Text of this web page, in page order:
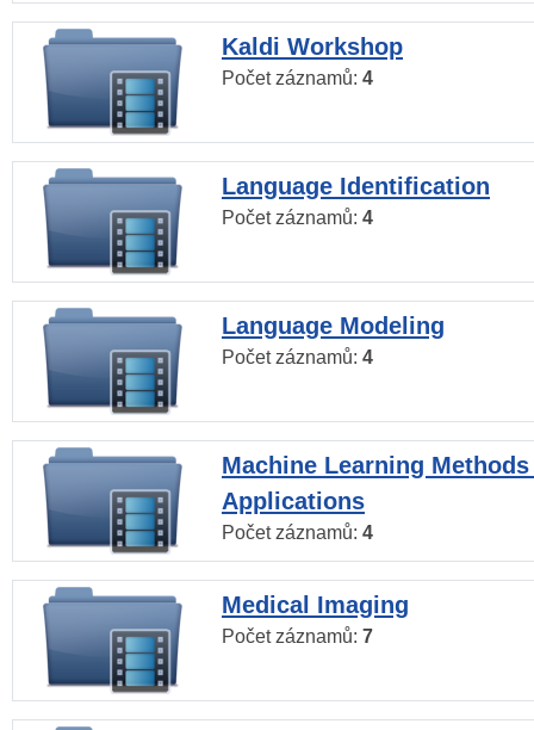
Kaldi Workshop
Počet záznamů: 4
Language Identification
Počet záznamů: 4
Language Modeling
Počet záznamů: 4
Machine Learning
Applications
Počet záznamů: 4
Medical Imaging
Počet záznamů: 7